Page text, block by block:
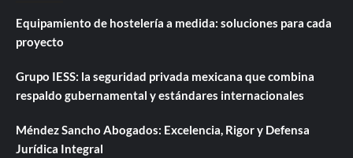
Equipamiento de hostelería a medida: soluciones para cada
proyecto
Grupo IESS: la seguridad privada mexicana que combina
respaldo gubernamental y estándares internacionales
Méndez Sancho Abogados: Excelencia, Rigor y Defensa
Jurídica Integral